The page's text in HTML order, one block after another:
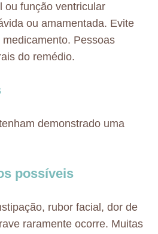
ou função ventricular
ou amamentada. Evite
Pessoas
do remédio.
demonstrado uma
possíveis
rubor facial, dor de
raramente ocorre. Muitas